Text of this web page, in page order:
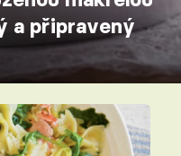
a připravený